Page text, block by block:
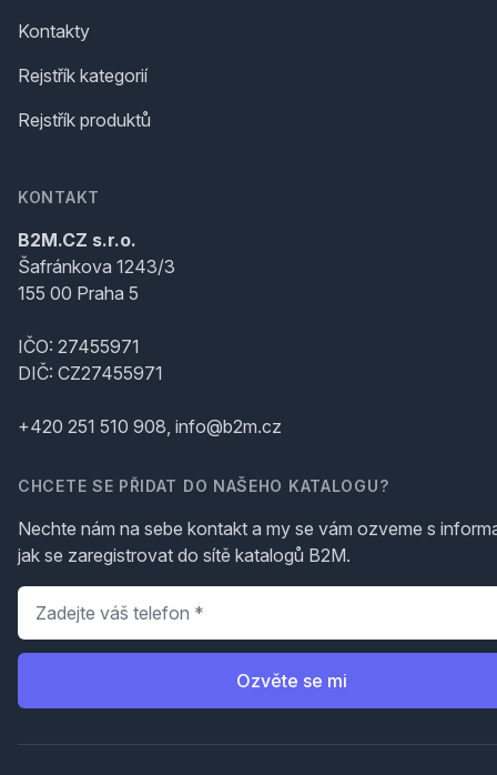
Kontakty
Rejstřík kategorií
Rejstřík produktů
KONTAKT
B2M.CZ s.r.o.
Šafránkova 1243/3
155 00 Praha 5
IČO: 27455971
DIČ: CZ27455971
+420 251 510 908, info@b2m.cz
CHCETE SE PŘIDAT DO NAŠEHO KATALOGU?
Nechte nám na sebe kontakt a my se vám ozveme s
jak se zaregistrovat do sítě katalogů B2M.
Telefon
Ozvěte se mi